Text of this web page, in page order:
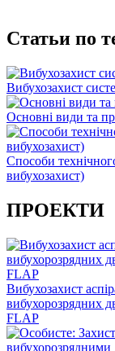
Статьи по
Вибухозахист
Основні види та
Способи
вибухозахист)
ПРОЕКТИ
Вибухозахист
вибухорозрядних
FLAP